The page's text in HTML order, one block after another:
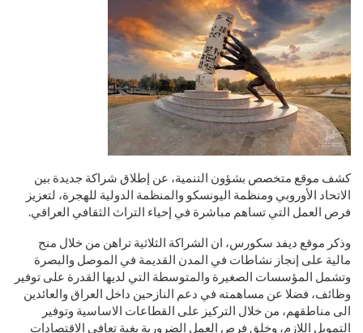
كشف موقع متخصص بشؤون التنمية، عن إطلاق شراكة جديدة بين
الاتحاد الأوروبي ومنظمة اليونسكو والمنظمة الدولية للهجرة، لتعزيز
فرص العمل التي تساهم مباشرة في إحياء التراث الثقافي العراقي.
وذكر موقع ديفد سكورس، ان الشراكة الثلاثية تراهن من خلال منح
مالية على إنجاز نشاطات في المدن القديمة في الموصل والبصرة
وتشمل المؤسسات الصغيرة والمتوسطة التي لديها القدرة على توفير
وظائف، فضلا عن مساهمته في دعم النازحين داخل العراق والعائدين
الى مناطقهم، من خلال التركيز على القطاعات الاساسية وتوفير
التمويل اللازم، وخلق فرص العمل الضرورية بغية تعافي الاقتصادات